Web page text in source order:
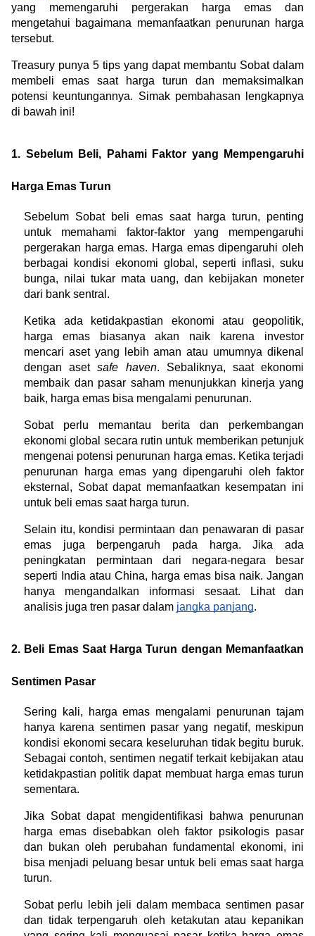
yang memengaruhi pergerakan harga emas dan
mengetahui bagaimana memanfaatkan penurunan harga
tersebut.
Treasury punya 5 tips yang dapat membantu Sobat dalam
membeli emas saat harga turun dan memaksimalkan
potensi keuntungannya. Simak pembahasan lengkapnya
di bawah ini!
1. Sebelum Beli, Pahami Faktor yang Mempengaruhi
Harga Emas Turun
Sebelum Sobat beli emas saat harga turun, penting
untuk memahami faktor-faktor yang mempengaruhi
pergerakan harga emas. Harga emas dipengaruhi oleh
berbagai kondisi ekonomi global, seperti inflasi, suku
bunga, nilai tukar mata uang, dan kebijakan moneter
dari bank sentral.
Ketika ada ketidakpastian ekonomi atau geopolitik,
harga emas biasanya akan naik karena investor
mencari aset yang lebih aman atau umumnya dikenal
dengan aset safe haven. Sebaliknya, saat ekonomi
membaik dan pasar saham menunjukkan kinerja yang
baik, harga emas bisa mengalami penurunan.
Sobat perlu memantau berita dan perkembangan
ekonomi global secara rutin untuk memberikan petunjuk
mengenai potensi penurunan harga emas. Ketika terjadi
penurunan harga emas yang dipengaruhi oleh faktor
eksternal, Sobat dapat memanfaatkan kesempatan ini
untuk beli emas saat harga turun.
Selain itu, kondisi permintaan dan penawaran di pasar
emas juga berpengaruh pada harga. Jika ada
peningkatan permintaan dari negara-negara besar
seperti India atau China, harga emas bisa naik. Jangan
hanya mengandalkan informasi sesaat. Lihat dan
analisis juga tren pasar dalam jangka panjang.
2. Beli Emas Saat Harga Turun dengan Memanfaatkan
Sentimen Pasar
Sering kali, harga emas mengalami penurunan tajam
hanya karena sentimen pasar yang negatif, meskipun
kondisi ekonomi secara keseluruhan tidak begitu buruk.
Sebagai contoh, sentimen negatif terkait kebijakan atau
ketidakpastian politik dapat membuat harga emas turun
sementara.
Jika Sobat dapat mengidentifikasi bahwa penurunan
harga emas disebabkan oleh faktor psikologis pasar
dan bukan oleh perubahan fundamental ekonomi, ini
bisa menjadi peluang besar untuk beli emas saat harga
turun.
Sobat perlu lebih jeli dalam membaca sentimen pasar
dan tidak terpengaruh oleh ketakutan atau kepanikan